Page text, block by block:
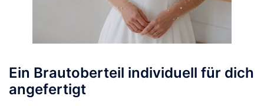
Ein Brautoberteil individuell für dich
angefertigt